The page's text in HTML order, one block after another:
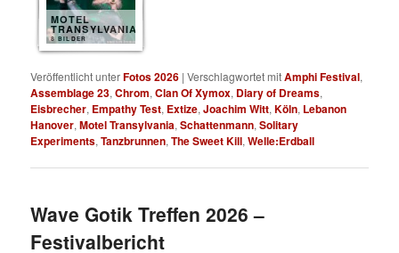
MOTEL
TRANSYLVANIA
8 BILDER
Veröffentlicht unterFotos 2026 |Verschlagwortet mitAmphi Festival,
Assemblage 23,Chrom,Clan Of Xymox, Diary of Dreams,
Eisbrecher, Empathy Test, Extize,Joachim Witt,Köln, Lebanon
Hanover,Motel Transylvania,Schattenmann,Solitary
Experiments,Tanzbrunnen,The Sweet Kill,Welle:Erdball
Wave Gotik Treffen 2026 –
Festivalbericht